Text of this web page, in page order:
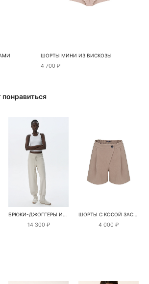
ШОРТЫ МИНИ ИЗ ВИСКОЗЫ
4 700 ₽
БРЮКИ-ДЖОГГЕРЫ ИЗ ВИСКОЗЫ
14 300 ₽
ШОРТЫ С КОСОЙ ЗАСТЕЖКОЙ
4 000 ₽